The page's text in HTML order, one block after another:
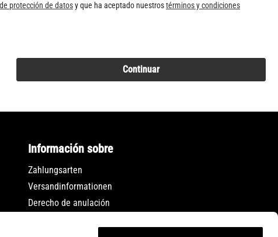
protección de datosy que ha aceptado nuestrostérminos y condiciones
Continuar
Información sobre
Zahlungsarten
Versandinformationen
Derecho de anulación